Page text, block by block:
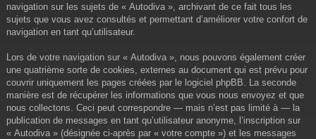
navigation sur les sujets de « Autodiva », archivant de ce fait tous les
sujets que vous avez consultés et permettant d’améliorer votre confort de
navigation en tant qu’utilisateur.
Lors de votre navigation sur « Autodiva », nous pouvons également créer
une quatrième sorte de cookies, externes au document qui est prévu pour
couvrir uniquement les pages créées par le logiciel phpBB. La seconde
manière est de récupérer les informations que vous nous envoyez et que
nous collectons. Ceci peut correspondre — mais n’est pas limité à — la
publication de messages en tant qu’utilisateur anonyme, l’inscription sur
« Autodiva » (désignée ci-après par « votre compte ») et les messages